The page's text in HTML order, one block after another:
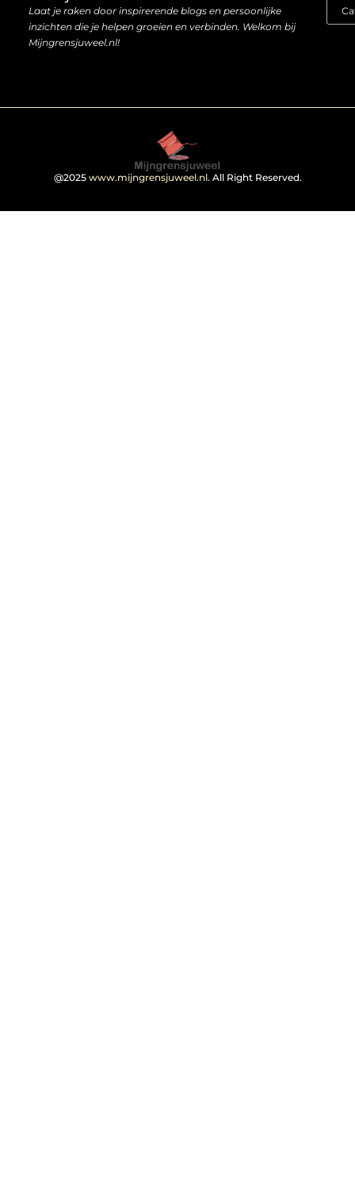
Laat je raken door inspirerende blogs en persoonlijke
inzichten die je helpen groeien en verbinden. Welkom bij
Mijngrensjuweel.nl!
@2025 www.mijngrensjuweel.nl. All Right Reserved.